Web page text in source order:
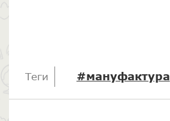
Теги #мануфактура